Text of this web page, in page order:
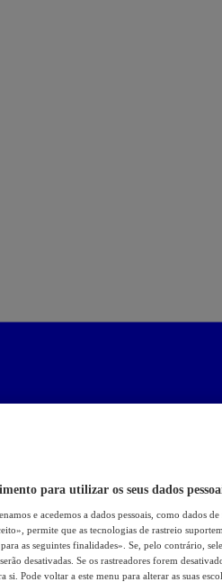
para utilizar os seus dados
e acedemos a dados pessoais, como dados
permite que as tecnologias de rastreio
as seguintes finalidades». Se, pelo contrário,
desativadas. Se os rastreadores forem
si. Pode voltar a este menu para alterar as suas